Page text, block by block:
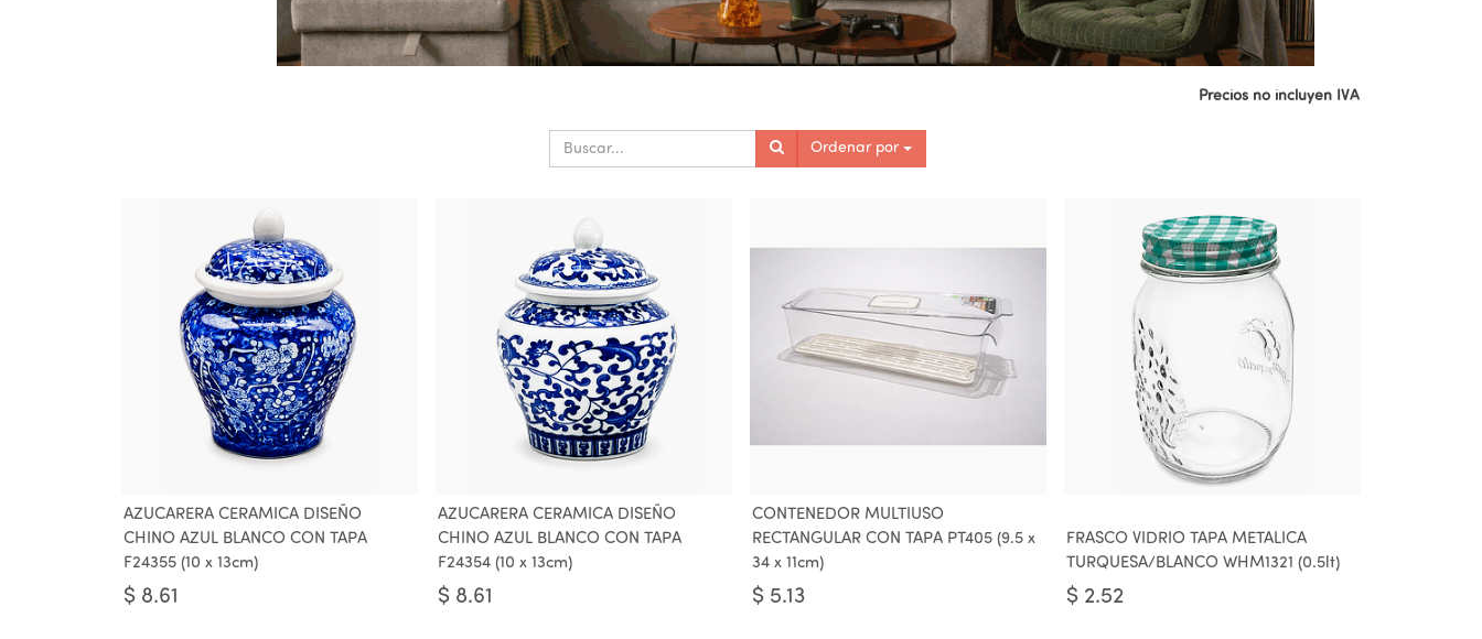
Precios no incluyen IVA
Ordenar por
AZUCARERA CERAMICA DISEÑO
CHINO AZUL BLANCO CON TAPA
F24355 (10 x 13cm)
$ 8.61
AZUCARERA CERAMICA DISEÑO
CHINO AZUL BLANCO CON TAPA
F24354 (10 x 13cm)
$ 8.61
CONTENEDOR MULTIUSO
RECTANGULAR CON TAPA PT405 (9.5 x
34 x 11cm)
$ 5.13
FRASCO VIDRIO TAPA METALICA
TURQUESA/BLANCO WHM1321 (0.5lt)
$ 2.52